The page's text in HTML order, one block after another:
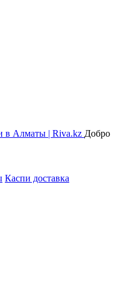
Добро
Каспи доставка